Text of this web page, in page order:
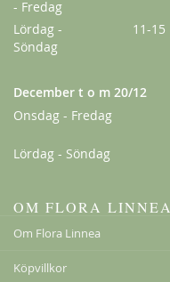
Ghislaine de Féligonde
Från159,00 kr
- Fredag
Lördag -
Söndag
11-15
December t o m 20/12
Onsdag - Fredag
Lördag - Söndag
OM FLORA LINNEA
Om Flora Linnea
Köpvillkor